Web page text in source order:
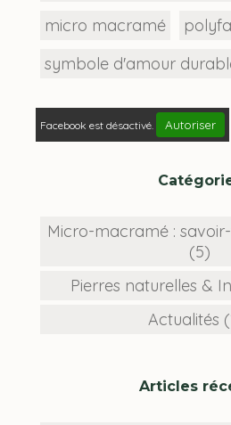
micro macramé
symbole d'amour
Facebook est désactivé. Autoriser
Micro-macramé :
(5)
Pierres naturelles &
Actualités
Articles